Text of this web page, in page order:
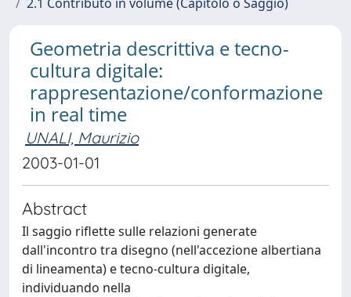
Geometria descrittiva e tecno-
cultura digitale:
rappresentazione/conformazione
in real time
UNALI, Maurizio
2003-01-01
Abstract
Il saggio riflette sulle relazioni generate
dall'incontro tra disegno (nell'accezione albertiana
di lineamenta) e tecno-cultura digitale,
individuando nella